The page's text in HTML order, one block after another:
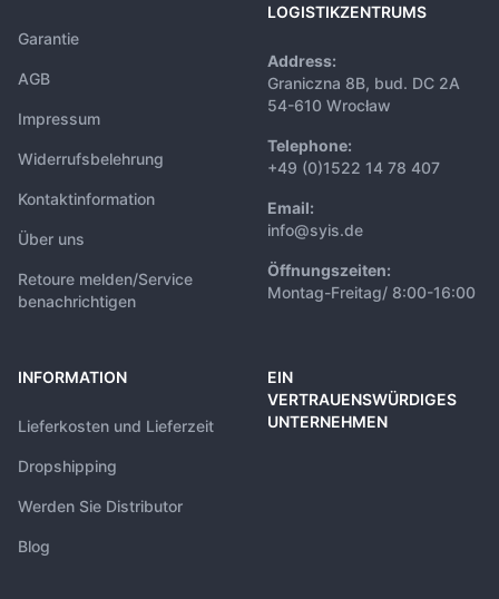
Garantie
AGB
Impressum
Widerrufsbelehrung
Kontaktinformation
Über uns
Retoure melden/Service
benachrichtigen
LOGISTIKZENTRUMS
Address:
Graniczna 8B, bud. DC 2A
54-610 Wrocław
Telephone:
+49 (0)1522 14 78 407
Email:
info@syis.de
Öffnungszeiten:
Montag-Freitag/ 8:00-16:00
INFORMATION
Lieferkosten und Lieferzeit
Dropshipping
Werden Sie Distributor
Blog
EIN
VERTRAUENSWÜRDIGES
UNTERNEHMEN